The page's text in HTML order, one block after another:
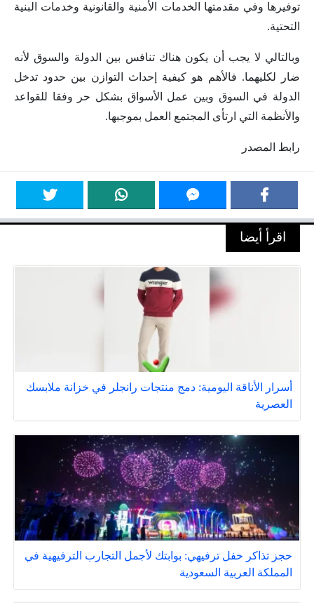
توفيرها وفي مقدمتها الخدمات الأمنية والقانونية وخدمات البنية
التحتية.
وبالتالي لا يجب أن يكون هناك تنافس بين الدولة والسوق لأنه
ضار لكليهما. فالأهم هو كيفية إحداث التوازن بين حدود تدخل
الدولة في السوق وبين عمل الأسواق بشكل حر وفقا للقواعد
والأنظمة التي ارتأى المجتمع العمل بموجبها.
رابط المصدر
اقرأ أيضا
أسرار الأناقة اليومية: دمج منتجات رانجلر في خزانة ملابسك
العصرية
حجز تذاكر حفل ترفيهي: بوابتك لأجمل التجارب الترفيهية في
المملكة العربية السعودية